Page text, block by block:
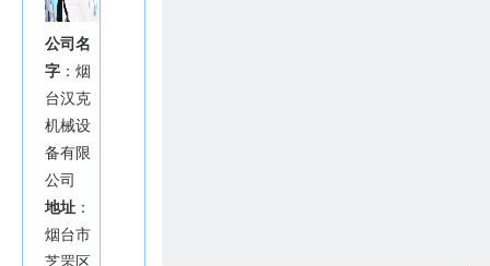
公司名
字 ：烟
台汉克
机械设
备有限
公司
地址 ：
烟台市
芝罘区